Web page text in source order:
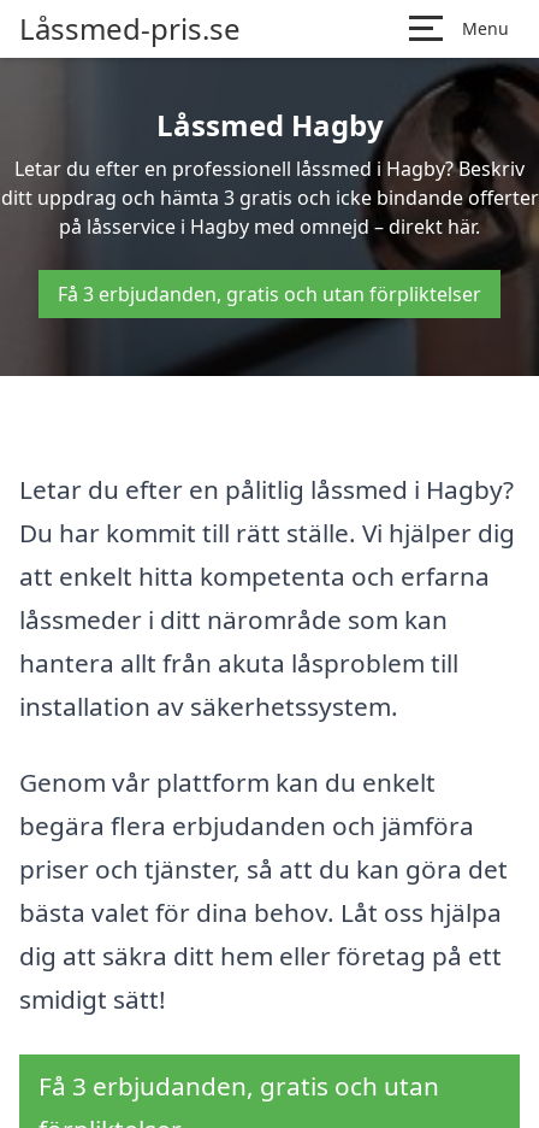
Låssmed-pris.se Menu
Låssmed Hagby
Letar du efter en professionell låssmed i Hagby? Beskriv
ditt uppdrag och hämta 3 gratis och icke bindande offerter
på låsservice i Hagby med omnejd – direkt här.
Få 3 erbjudanden, gratis och utan förpliktelser
Letar du efter en pålitlig låssmed i Hagby?
Du har kommit till rätt ställe. Vi hjälper dig
att enkelt hitta kompetenta och erfarna
låssmeder i ditt närområde som kan
hantera allt från akuta låsproblem till
installation av säkerhetssystem.
Genom vår plattform kan du enkelt
begära flera erbjudanden och jämföra
priser och tjänster, så att du kan göra det
bästa valet för dina behov. Låt oss hjälpa
dig att säkra ditt hem eller företag på ett
smidigt sätt!
Få 3 erbjudanden, gratis och utan